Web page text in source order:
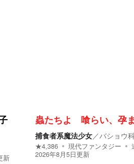
新
蟲たちよ 喰らい、孕
捕食者系魔法少女／バショウ
★4,386 現代ファンタジー
2026年8月5日更新